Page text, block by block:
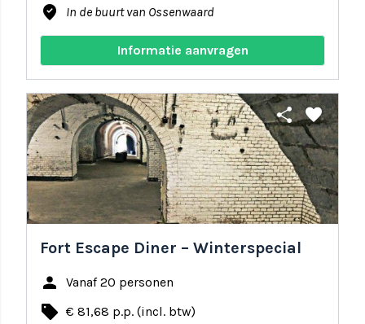
where_to_vote In de buurt van Ossenwaard
Informatie aanvragen
share favorite
Fort Escape Diner – Winterspecial
person Vanaf 20 personen
local_offer € 81,68 p.p. (incl. btw)